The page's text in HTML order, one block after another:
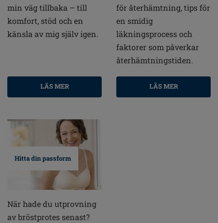
min väg tillbaka – till
komfort, stöd och en
känsla av mig själv igen.
LÄS MER
för återhämtning, tips för
en smidig
läkningsprocess och
faktorer som påverkar
återhämtningstiden.
LÄS MER
Hitta din passform
När hade du utprovning
av bröstprotes senast?